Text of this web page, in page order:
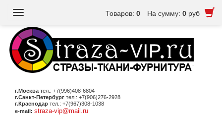
Товаров: 0 На сумму: 0 руб
Toggle
г.Москва тел.: +7(996)408-6804
г.Санкт-Петербург тел.: +7(906)276-2928
г.Краснодар тел.: +7(967)308-1038
e-mail: straza-vip@mail.ru